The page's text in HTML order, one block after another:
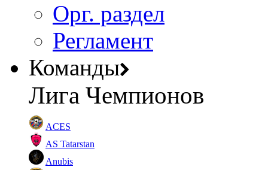
Орг. раздел
Регламент
Команды
Лига Чемпионов
ACES
AS Tatarstan
Anubis